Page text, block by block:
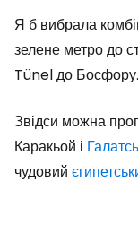
Я б вибрала
зелене метро до
Tünel до Босфору.
Звідси можна
Каракьой і
чудовий